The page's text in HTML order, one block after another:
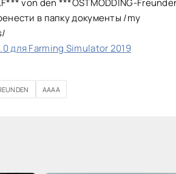
von den ***OSTMODDING-
в папку документы /my
для Farming Simulator 2019
AAAA